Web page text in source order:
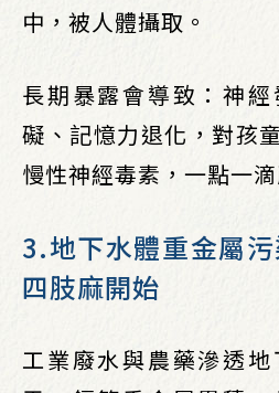
中，被人體攝取。
長期暴露會導致：神
礙、記憶力退化，對孩
慢性神經毒素，一點一
3.地下水體重金屬
四肢麻開始
工業廢水與農藥滲透地